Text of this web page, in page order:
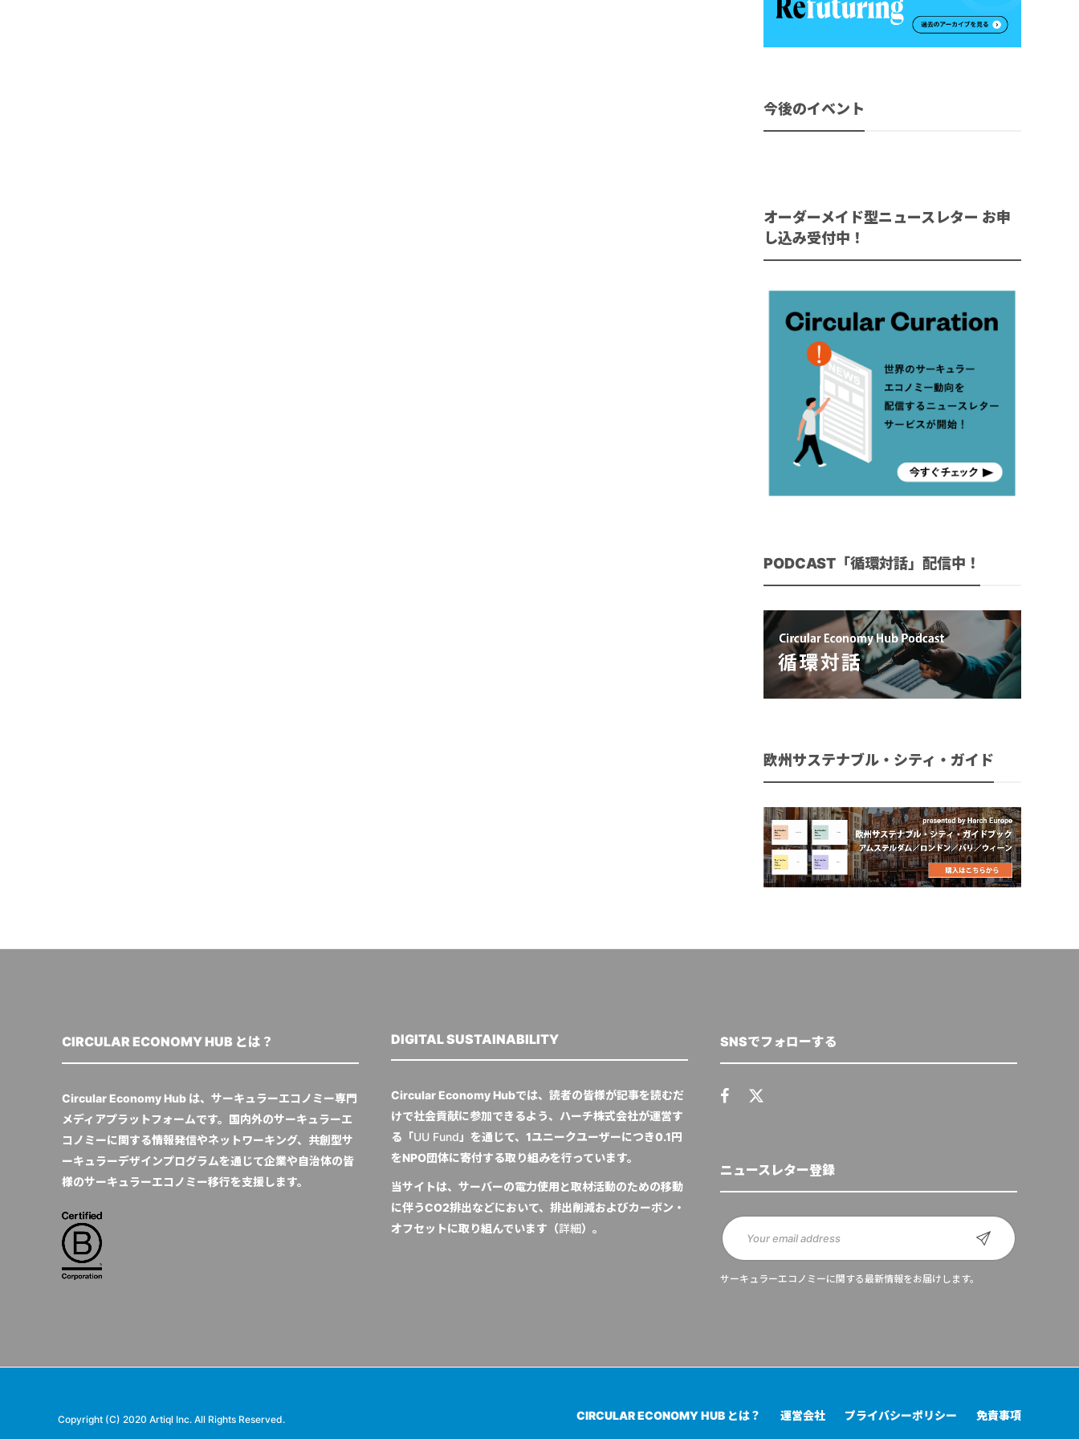
今後のイベント
オーダーメイド型ニュースレター お申
し込み受付中！
PODCAST「循環対話」配信中！
欧州サステナブル・シティ・ガイド
CIRCULAR ECONOMY HUB とは？
Circular Economy Hub は、サーキュラーエコノミー専門
メディアプラットフォームです。国内外のサーキュラーエ
コノミーに関する情報発信やネットワーキング、共創型サ
ーキュラーデザインプログラムを通じて企業や自治体の皆
様のサーキュラーエコノミー移行を支援します。
DIGITAL SUSTAINABILITY
Circular Economy Hubでは、読者の皆様が記事を読むだ
けで社会貢献に参加できるよう、ハーチ株式会社が運営す
る「UU Fund」を通じて、1ユニークユーザーにつき0.1円
をNPO団体に寄付する取り組みを行っています。
当サイトは、サーバーの電力使用と取材活動のための移動
に伴うCO2排出などにおいて、排出削減およびカーボン・
オフセットに取り組んでいます（詳細）。
SNSでフォローする
ニュースレター登録
サーキュラーエコノミーに関する最新情報をお届けします。
Copyright (C) 2020 Artiql Inc. All Rights Reserved. CIRCULAR ECONOMY HUB とは？ 運営会社 プライバシーポリシー 免責事項